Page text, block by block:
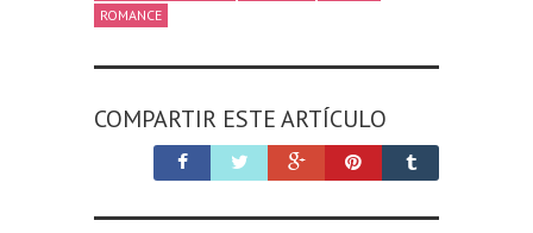
ROMANCE
COMPARTIR ESTE ARTÍCULO